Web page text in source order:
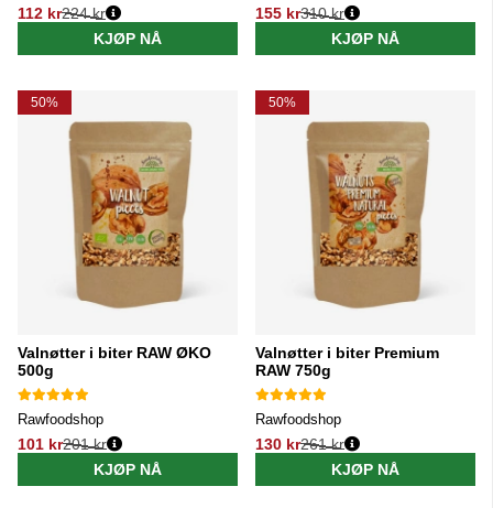
112 kr
Vanlig pris:
224 kr
KJØP NÅ
155 kr
Vanlig pris:
310 kr
KJØP NÅ
50%
Valnøtter i biter RAW ØKO
500g
Rawfoodshop
101 kr
Vanlig pris:
201 kr
KJØP NÅ
50%
Valnøtter i biter Premium
RAW 750g
Rawfoodshop
130 kr
Vanlig pris:
261 kr
KJØP NÅ